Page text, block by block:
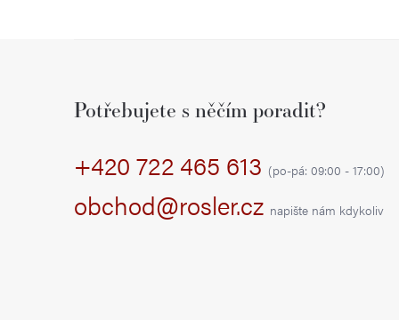
c
í
p
v
Potřebujete s něčím poradit?
+420 722 465 613 (po-pá: 09:00 - 17:00)
obchod@rosler.cz napište nám kdykoliv